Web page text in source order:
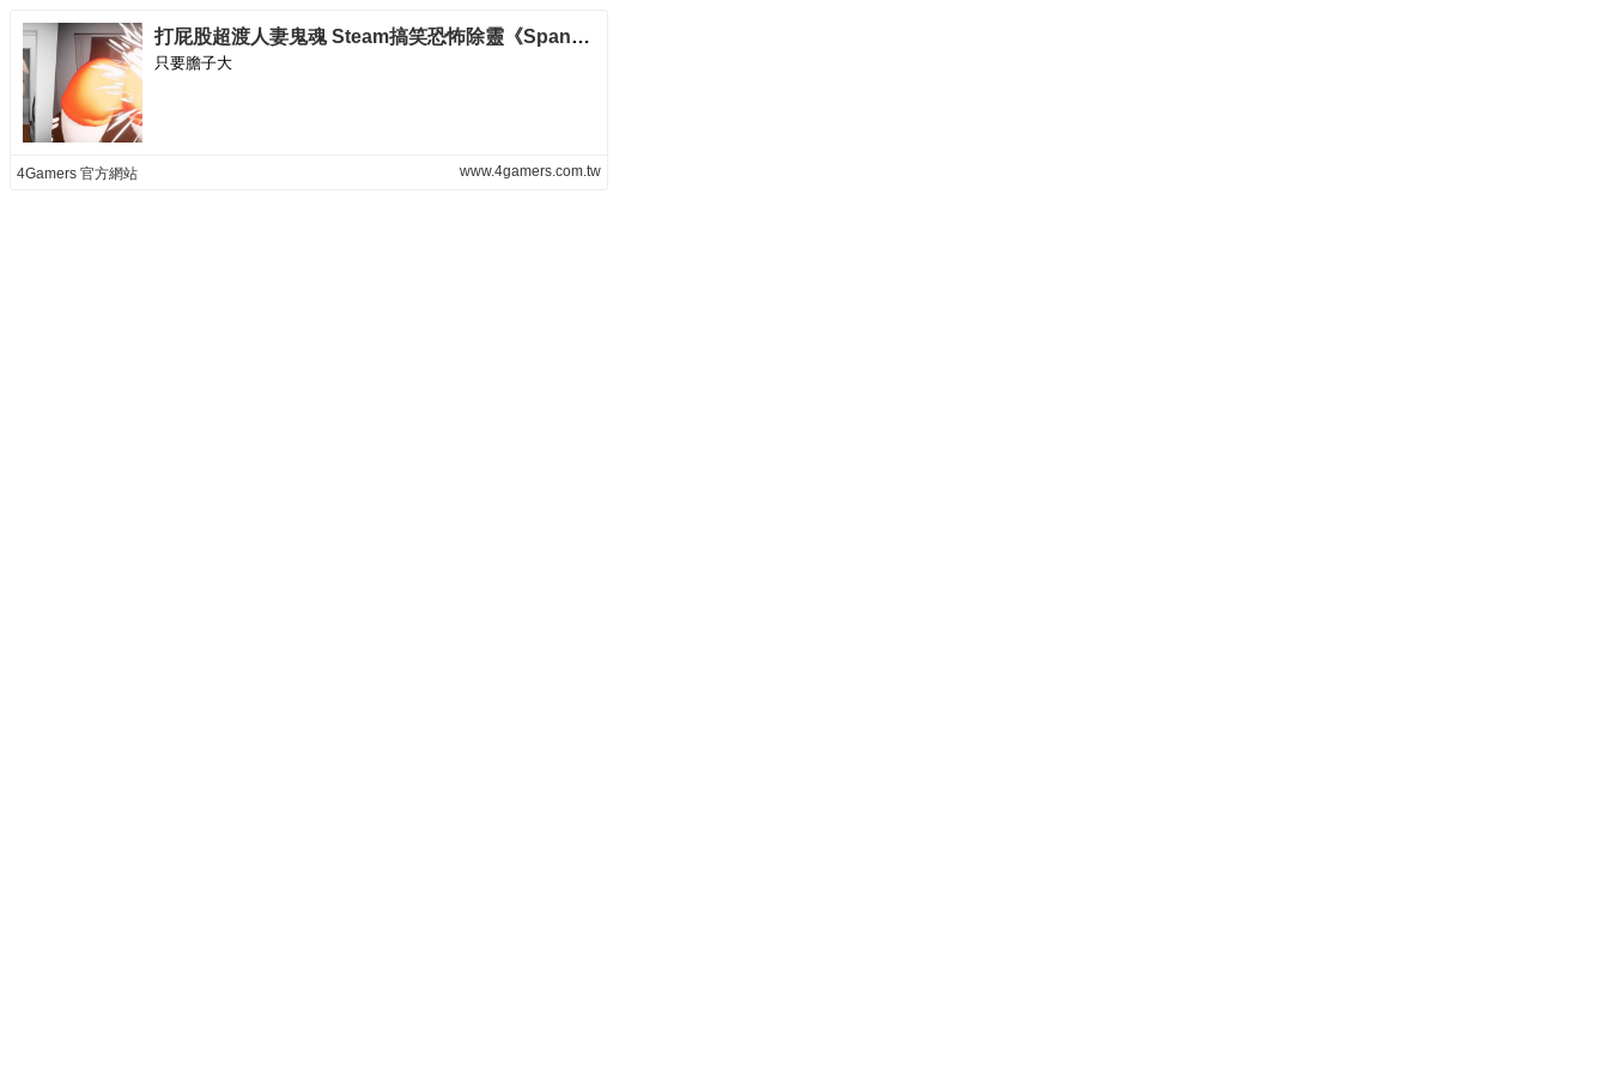
打屁股超渡人妻鬼魂 Steam搞笑恐怖除靈《Spanking Exorcist》7月下旬推出
只要膽子大
4Gamers 官方網站 www.4gamers.com.tw